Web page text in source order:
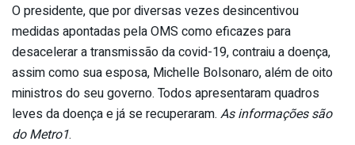
O presidente, que por diversas vezes desincentivou
medidas apontadas pela OMS como eficazes para
desacelerar a transmissão da covid-19, contraiu a doença,
assim como sua esposa, Michelle Bolsonaro, além de oito
ministros do seu governo. Todos apresentaram quadros
leves da doença e já se recuperaram. As informações são
do Metro1.